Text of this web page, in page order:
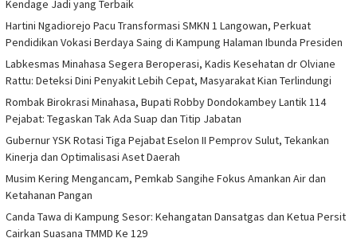
Kendage Jadi yang Terbaik
Hartini Ngadiorejo Pacu Transformasi SMKN 1 Langowan, Perkuat
Pendidikan Vokasi Berdaya Saing di Kampung Halaman Ibunda Presiden
Labkesmas Minahasa Segera Beroperasi, Kadis Kesehatan dr Olviane
Rattu: Deteksi Dini Penyakit Lebih Cepat, Masyarakat Kian Terlindungi
Rombak Birokrasi Minahasa, Bupati Robby Dondokambey Lantik 114
Pejabat: Tegaskan Tak Ada Suap dan Titip Jabatan
Gubernur YSK Rotasi Tiga Pejabat Eselon II Pemprov Sulut, Tekankan
Kinerja dan Optimalisasi Aset Daerah
Musim Kering Mengancam, Pemkab Sangihe Fokus Amankan Air dan
Ketahanan Pangan
Canda Tawa di Kampung Sesor: Kehangatan Dansatgas dan Ketua Persit
Cairkan Suasana TMMD Ke 129